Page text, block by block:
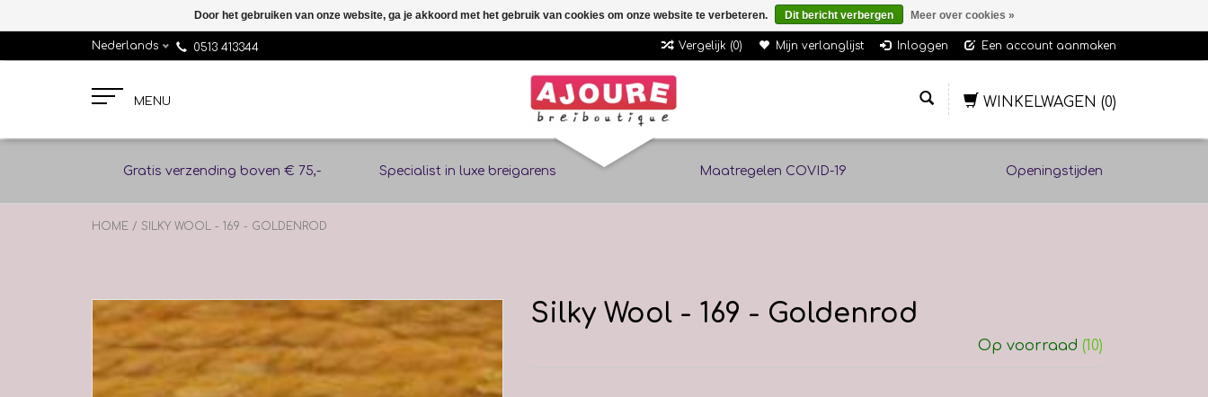
Nederlands 0513 413344 Vergelijk (0) Mijn verlanglijst Inloggen Een account aanmaken
MENU WINKELWAGEN (0)
Gratis verzending boven € 75,- Specialist in luxe breigarens Maatregelen COVID-19 Openingstijden
HOME / SILKY WOOL - 169 - GOLDENROD
Silky Wool - 169 - Goldenrod
Op voorraad (10)
Door het gebruiken van onze website, ga je akkoord met het gebruik van cookies om onze website te verbeteren. Dit bericht verbergen Meer over cookies »